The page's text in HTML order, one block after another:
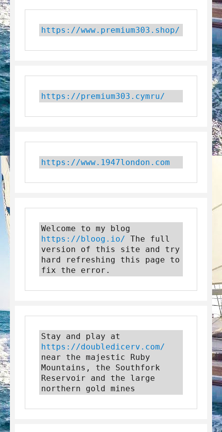
https://www.premium303.shop/
https://premium303.cymru/
https://www.1947london.com
https://bloog.io/ The full
version of this site and try
hard refreshing this page to
fix the error.
https://doubledicerv.com/
near the majestic Ruby
Mountains, the Southfork
Reservoir and the large
northern gold mines